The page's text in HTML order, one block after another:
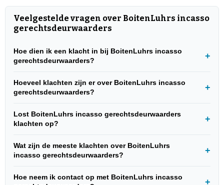
Veelgestelde vragen over BoitenLuhrs incasso
gerechtsdeurwaarders
Hoe dien ik een klacht in bij BoitenLuhrs incasso
gerechtsdeurwaarders?
Hoeveel klachten zijn er over BoitenLuhrs incasso
gerechtsdeurwaarders?
Lost BoitenLuhrs incasso gerechtsdeurwaarders
klachten op?
Wat zijn de meeste klachten over BoitenLuhrs
incasso gerechtsdeurwaarders?
Hoe neem ik contact op met BoitenLuhrs incasso